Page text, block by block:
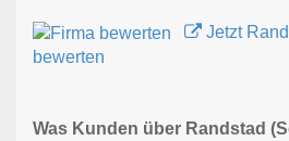
Jetzt
bewerten
Was Kunden über Randstad